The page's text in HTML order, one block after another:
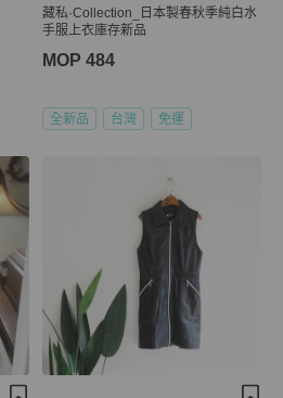
藏私·Collection_日本製春秋季純白水
手服上衣庫存新品
MOP 484
全新品 台灣 免運